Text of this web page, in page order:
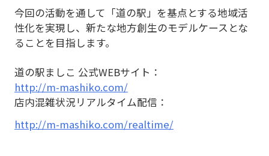
今回の活動を通して「道の駅」を基点とする地域活
性化を実現し、新たな地方創生のモデルケースとな
ることを目指します。
道の駅ましこ 公式WEBサイト：
http://m-mashiko.com/
店内混雑状況リアルタイム配信：
http://m-mashiko.com/realtime/